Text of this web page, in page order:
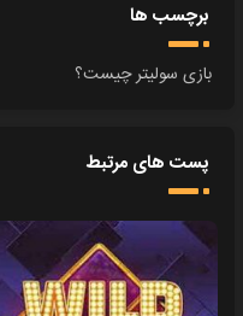
برچسب ها
بازی سولیتر چیست؟
پست های مرتبط